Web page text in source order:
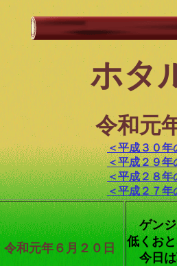
ホタ
令和元
＜平成３０年
＜平成２９年
＜平成２８年
＜平成２７年
令和元年６月２０日
ゲンジ
低くお
今日は